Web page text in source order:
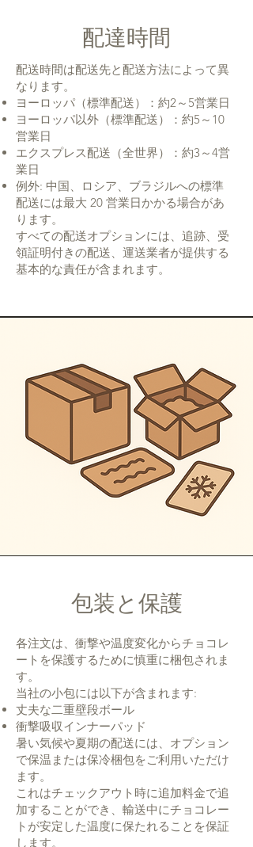
配達時間
配送時間は配送先と配送方法によって異
なります。
ヨーロッパ（標準配送）：約2～5営業日
ヨーロッパ以外（標準配送）：約5～10
営業日
エクスプレス配送（全世界）：約3～4営
業日
例外: 中国、ロシア、ブラジルへの標準
配送には最大 20 営業日かかる場合があ
ります。
すべての配送オプションには、追跡、受
領証明付きの配送、運送業者が提供する
基本的な責任が含まれます。
包装と保護
各注文は、衝撃や温度変化からチョコレ
ートを保護するために慎重に梱包されま
す。
当社の小包には以下が含まれます:
丈夫な二重壁段ボール
衝撃吸収インナーパッド
暑い気候や夏期の配送には、オプション
で保温または保冷梱包をご利用いただけ
ます。
これはチェックアウト時に追加料金で追
加することができ、輸送中にチョコレー
トが安定した温度に保たれることを保証
します。